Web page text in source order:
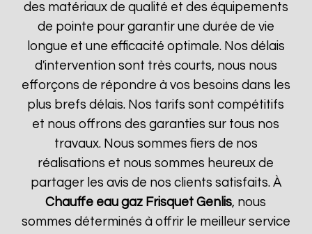
des matériaux de qualité et des équipements
de pointe pour garantir une durée de vie
longue et une efficacité optimale. Nos délais
d'intervention sont très courts, nous nous
efforçons de répondre à vos besoins dans les
plus brefs délais. Nos tarifs sont compétitifs
et nous offrons des garanties sur tous nos
travaux. Nous sommes fiers de nos
réalisations et nous sommes heureux de
partager les avis de nos clients satisfaits. À
Chauffe eau gaz Frisquet Genlis, nous
sommes déterminés à offrir le meilleur service